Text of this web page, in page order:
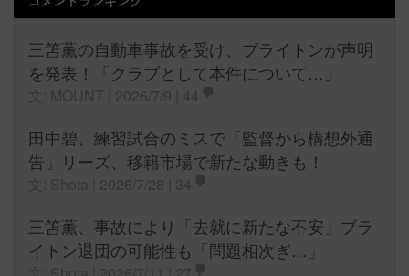
三笘薫の自動車事故を受け、ブライトンが声明
を発表！「クラブとして本件について…」
田中碧、練習試合のミスで「監督から構想外通
告」リーズ、移籍市場で新たな動きも！
三笘薫、事故により「去就に新たな不安」ブラ
イトン退団の可能性も「問題相次ぎ…」